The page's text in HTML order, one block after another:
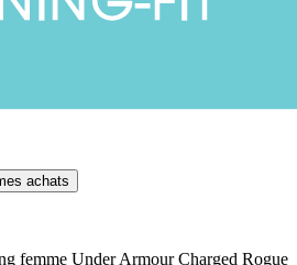
achats
femme Under Armour Charged Rogue